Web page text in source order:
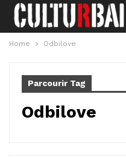
Home Odbilove
Parcourir Tag
Odbilove